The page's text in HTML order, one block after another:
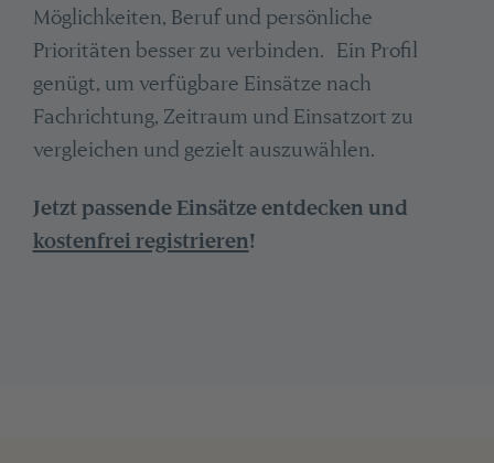
Möglichkeiten, Beruf und persönliche
Prioritäten besser zu verbinden. Ein Profil
genügt, um verfügbare Einsätze nach
Fachrichtung, Zeitraum und Einsatzort zu
vergleichen und gezielt auszuwählen.
Jetzt passende Einsätze entdecken und
kostenfrei registrieren!